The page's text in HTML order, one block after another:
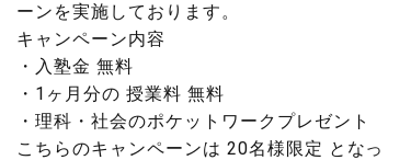
ーンを実施しております。
キャンペーン内容
・入塾金 無料
・1ヶ月分の 授業料 無料
・理科・社会のポケットワークプレゼント
こちらのキャンペーンは 20名様限定 となっ